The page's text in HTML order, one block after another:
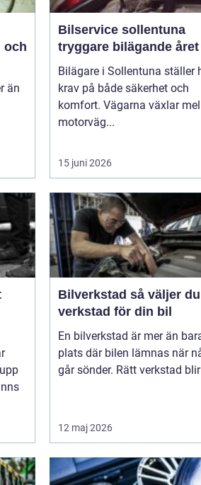
och
än
Bilservice sollentuna
tryggare bilägande
Bilägare i Sollentuna ställer
krav på både säkerhet och
komfort. Vägarna växlar
motorväg...
15 juni 2026
Bilverkstad så väljer du rätt
verkstad för din bil
En bilverkstad är mer än
plats där bilen lämnas när
går sönder. Rätt verkstad
12 maj 2026